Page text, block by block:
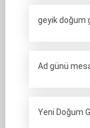
geyik doğum
Ad günü
Yeni Doğum